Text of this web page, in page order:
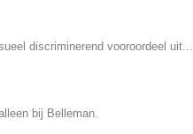
discriminerend vooroordeel uit...
bij Belleman.